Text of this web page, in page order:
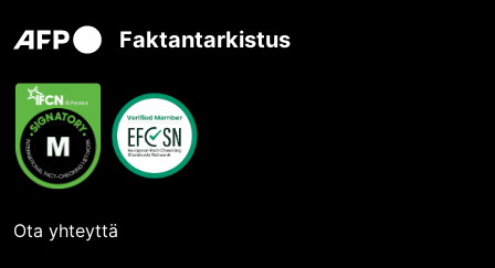
Faktantarkistus
Ota yhteyttä